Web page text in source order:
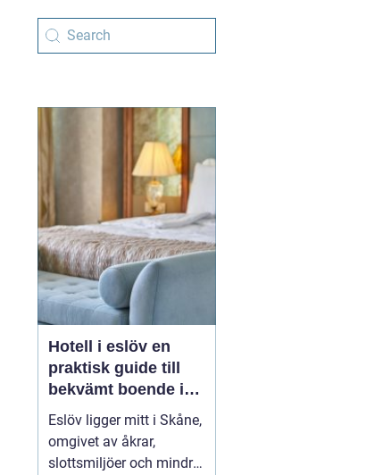
Hotell i eslöv en
praktisk guide till
bekvämt boende i
hjärtat av skåne
Eslöv ligger mitt i Skåne,
omgivet av åkrar,
slottsmiljöer och mindre